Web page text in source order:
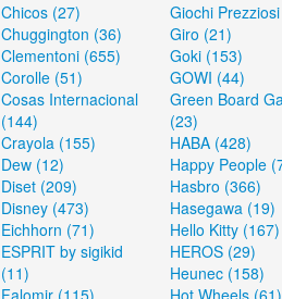
Chicos (27)
Chuggington (36)
Clementoni (655)
Corolle (51)
Cosas Internacional
(144)
Crayola (155)
Dew (12)
Diset (209)
Disney (473)
Eichhorn (71)
ESPRIT by sigikid
(11)
Falomir (115)
Giochi
Giro (21)
Goki (153)
GOWI (44)
Green Board
(23)
HABA (428)
Happy People
Hasbro (366)
Hasegawa (19)
Hello Kitty (167)
HEROS (29)
Heunec (158)
Hot Wheels (61)